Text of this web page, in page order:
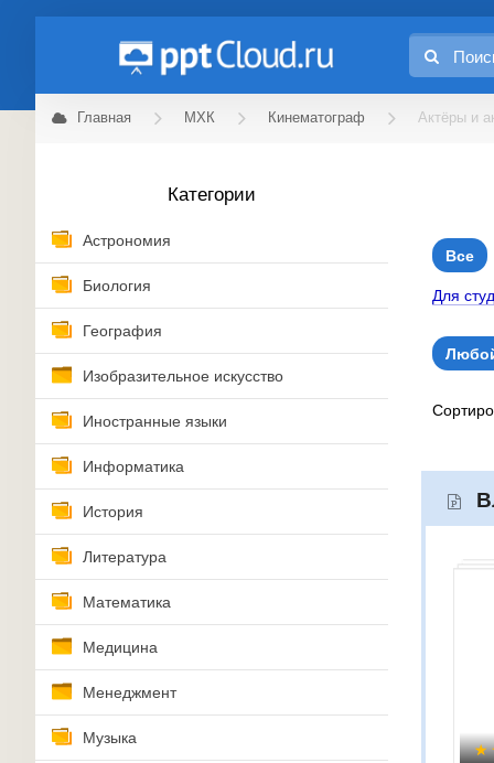
Главная МХК Кинематограф Актёры и
Категории
Астрономия
Биология
География
Изобразительное искусство
Иностранные языки
Информатика
История
Литература
Математика
Медицина
Менеджмент
Музыка
Все
Для